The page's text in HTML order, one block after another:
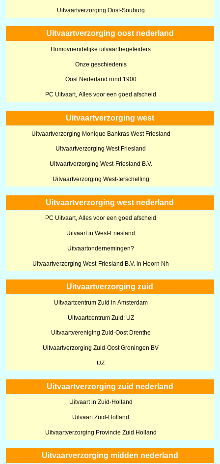
Uitvaartverzorging Oost-Souburg
Uitvaartverzorging oost nederland
Homovriendelijke uitvaartbegeleiders
Onze geschiedenis
Oost Nederland rond 1900
PC Uitvaart, Alles voor een goed afscheid
Uitvaartverzorging west
Uitvaartverzorging Monique Bankras West Friesland
Uitvaartverzorging West Friesland
Uitvaartverzorging West-Friesland B.V.
Uitvaartverzorging West-terschelling
Uitvaartverzorging west nederland
PC Uitvaart, Alles voor een goed afscheid
Uitvaart in West-Friesland
Uitvaartondernemingen?
Uitvaartverzorging West-Friesland B.V. in Hoorn Nh
Uitvaartverzorging zuid
Uitvaartcentrum Zuid in Amsterdam
Uitvaartcentrum Zuid: UZ
Uitvaartvereniging Zuid-Oost Drenthe
Uitvaartverzorging Zuid-Oost Groningen BV
UZ
Uitvaartverzorging zuid nederland
Uitvaart in Zuid-Holland
Uitvaart Zuid-Holland
Uitvaartverzorging Provincie Zuid Holland
Uitvaarverzorging midden nederland